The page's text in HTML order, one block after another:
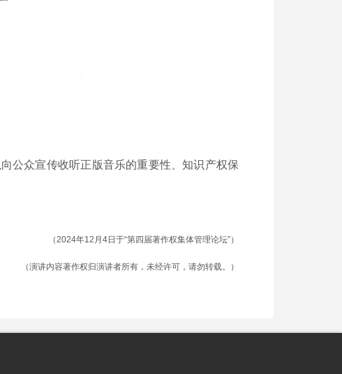
公众宣传收听正版音乐的重要性、知识产权保
（2024年12月4日于“第四届著作权集体管理论坛”）
（演讲内容著作权归演讲者所有，未经许可，请勿转载。）